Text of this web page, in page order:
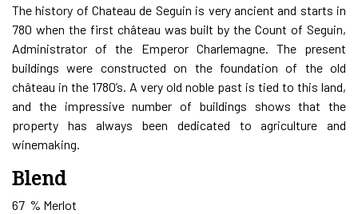
The history of Chateau de Seguin is very ancient and starts in
780 when the first château was built by the Count of Seguin,
Administrator of the Emperor Charlemagne. The present
buildings were constructed on the foundation of the old
château in the 1780’s. A very old noble past is tied to this land,
and the impressive number of buildings shows that the
property has always been dedicated to agriculture and
winemaking.
Blend
67 % Merlot